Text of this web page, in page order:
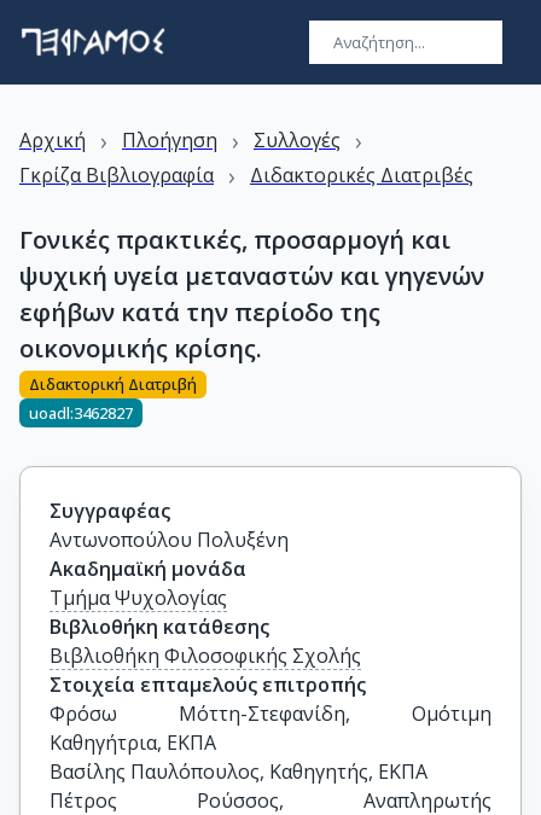
Αρχική › Πλοήγηση › Συλλογές ›
Γκρίζα Βιβλιογραφία › Διδακτορικές Διατριβές
Γονικές πρακτικές, προσαρμογή και
ψυχική υγεία μεταναστών και γηγενών
εφήβων κατά την περίοδο της
οικονομικής κρίσης.
Διδακτορική Διατριβή
uoadl:3462827
Συγγραφέας
Αντωνοπούλου Πολυξένη
Ακαδημαϊκή μονάδα
Τμήμα Ψυχολογίας
Βιβλιοθήκη κατάθεσης
Βιβλιοθήκη Φιλοσοφικής Σχολής
Στοιχεία επταμελούς επιτροπής
Φρόσω Μόττη-Στεφανίδη, Ομότιμη
Καθηγήτρια, ΕΚΠΑ
Βασίλης Παυλόπουλος, Καθηγητής, ΕΚΠΑ
Πέτρος Ρούσσος, Αναπληρωτής